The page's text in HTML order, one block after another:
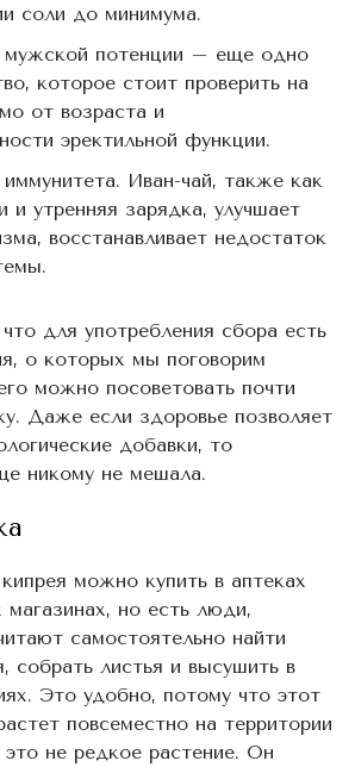
соли до минимума.
потенции – еще одно
которое стоит проверить на
от возраста и
эректильной функции.
Иван-чай, также как
утренняя зарядка, улучшает
восстанавливает недостаток
для употребления сбора есть
о которых мы поговорим
можно посоветовать почти
Даже если здоровье позволяет
добавки, то
никому не мешала.
можно купить в аптеках
магазинах, но есть люди,
самостоятельно найти
собрать листья и высушить в
Это удобно, потому что этот
повсеместно на территории
не редкое растение. Он